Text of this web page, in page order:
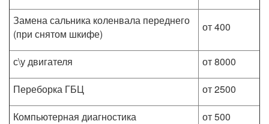
Замена сальника коленвала переднего
(при снятом шкифе)
от 400
с\у двигателя
от 8000
Переборка ГБЦ
от 2500
Компьютерная диагностика
от 500